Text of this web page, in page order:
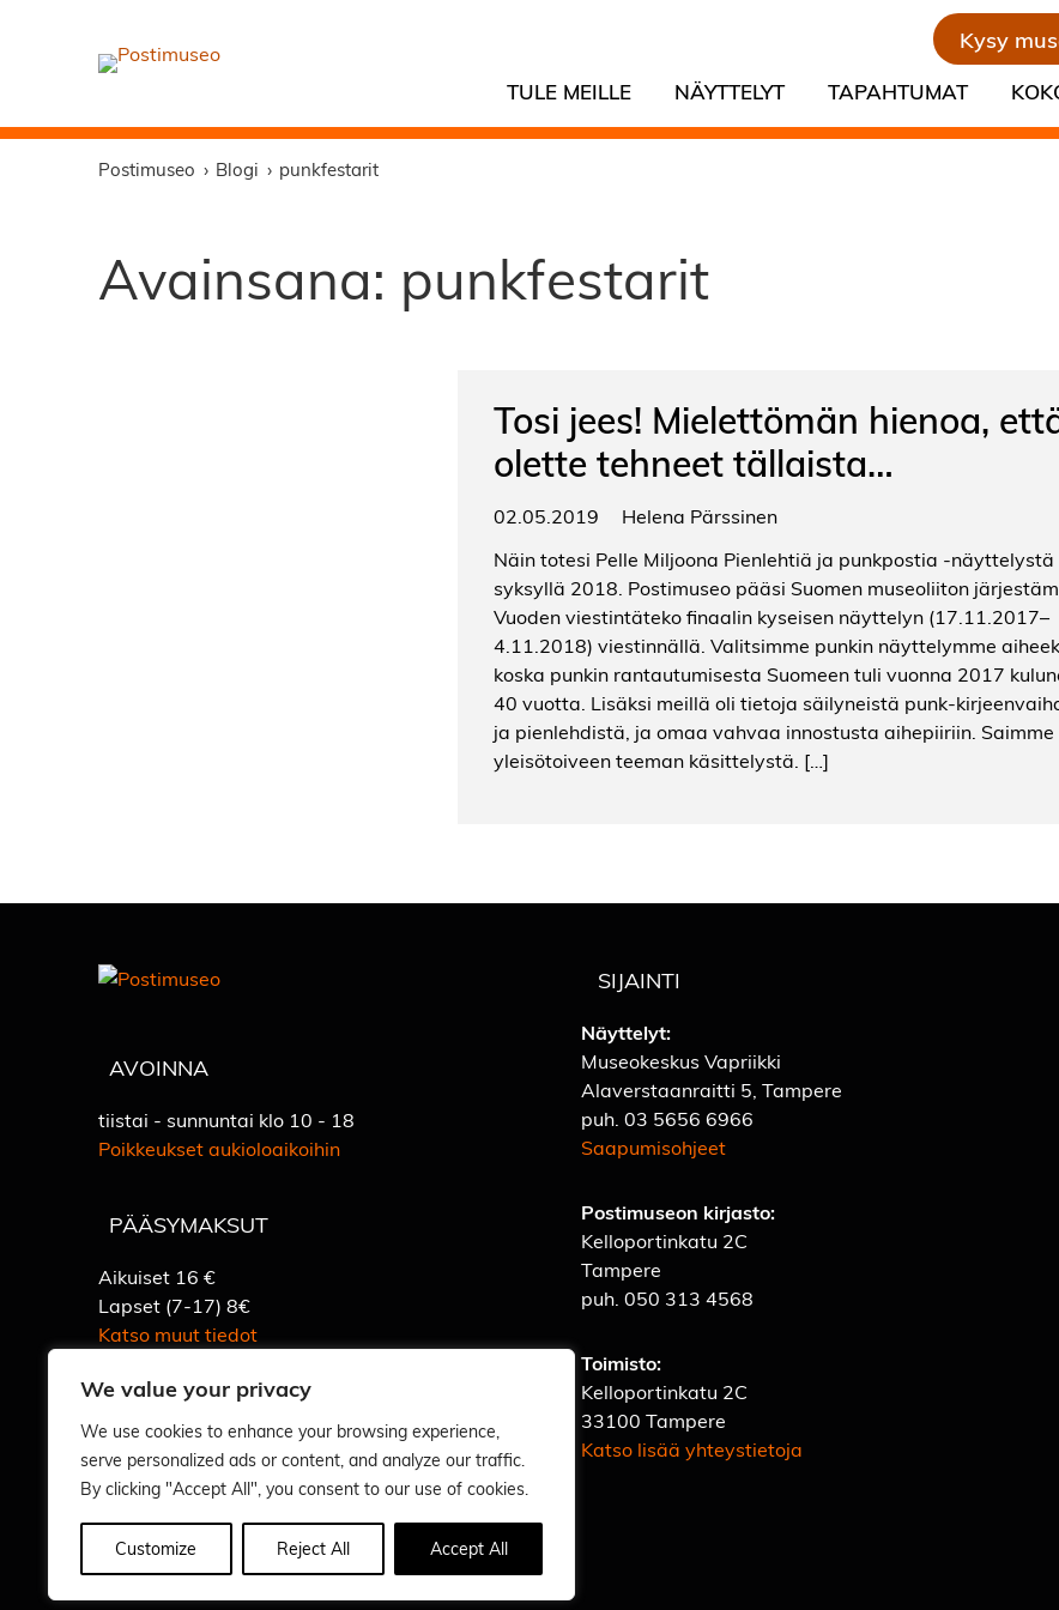
We value your privacy
We use cookies to enhance your browsing experience,
serve personalized ads or content, and analyze our traffic.
By clicking "Accept All", you consent to our use of cookies.
Customize Reject All Accept All
Kysy
TULE MEILLE NÄYTTELYT TAPAHTUMAT
Postimuseo Blogi punkfestarit
Avainsana: punkfestarit
Tosi jees! Mielettömän hienoa,
olette tehneet tällaista…
02.05.2019
Helena Pärssinen
Näin totesi Pelle Miljoona Pienlehtiä ja punkpostia -näyttelystä
syksyllä 2018. Postimuseo pääsi Suomen museoliiton
Vuoden viestintäteko finaalin kyseisen näyttelyn (17.11.2017–
4.11.2018) viestinnällä. Valitsimme punkin näyttelymme
koska punkin rantautumisesta Suomeen tuli vuonna 2017
40 vuotta. Lisäksi meillä oli tietoja säilyneistä punk-
ja pienlehdistä, ja omaa vahvaa innostusta aihepiiriin. Saimme
yleisötoiveen teeman käsittelystä. […]
AVOINNA
tiistai - sunnuntai klo 10 - 18
Poikkeukset aukioloaikoihin
PÄÄSYMAKSUT
Aikuiset 16 €
Lapset (7-17) 8€
Katso muut tiedot
Vastuullisuus
SIJAINTI
Näyttelyt:
Museokeskus Vapriikki
Alaverstaanraitti 5, Tampere
puh.03 5656 6966
Saapumisohjeet
Postimuseon kirjasto:
Kelloportinkatu 2C
Tampere
puh.050 313 4568
Toimisto:
Kelloportinkatu 2C
33100 Tampere
Katso lisää yhteystietoja